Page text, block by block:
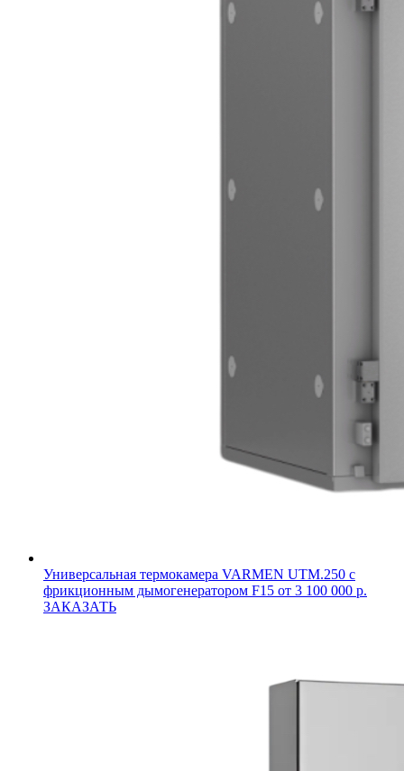
Универсальная термокамера VARMEN UTM.250 с
фрикционным дымогенератором F15 от 3 100 000 р.
ЗАКАЗАТЬ